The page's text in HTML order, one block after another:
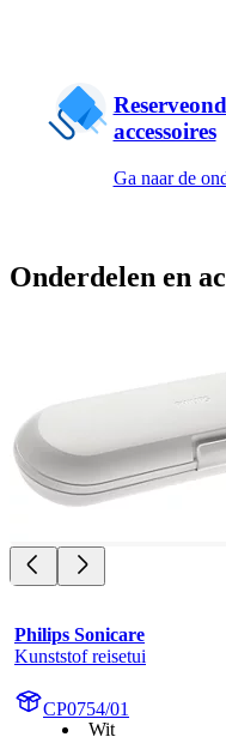
accessoires
Ga naar de
Onderdelen en
Philips Sonicare
Kunststof reisetui
CP0754/01
Wit